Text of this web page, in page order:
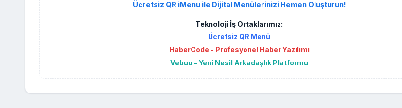
Ücretsiz QR iMenu ile Dijital Menülerinizi Hemen Oluşturun!
Teknoloji İş Ortaklarımız:
Ücretsiz QR Menü
HaberCode - Profesyonel Haber Yazılımı
Vebuu - Yeni Nesil Arkadaşlık Platformu